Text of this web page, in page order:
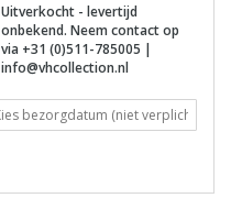
Uitverkocht - levertijd
onbekend. Neem contact op
via +31 (0)511-785005 |
info@vhcollection.nl